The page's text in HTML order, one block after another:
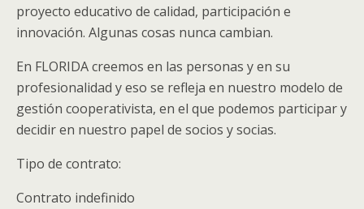
proyecto educativo de calidad, participación e
innovación. Algunas cosas nunca cambian.
En FLORIDA creemos en las personas y en su
profesionalidad y eso se refleja en nuestro modelo de
gestión cooperativista, en el que podemos participar y
decidir en nuestro papel de socios y socias.
Tipo de contrato:
Contrato indefinido